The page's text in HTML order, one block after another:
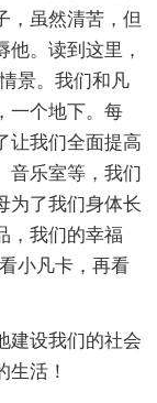
，虽然清苦，但
。读到这里，
景。我们和凡
一个地下。每
让我们全面提高
音乐室等，我们
为了我们身体长
，我们的幸福
小凡卡，再看
建设我们的社会
生活！